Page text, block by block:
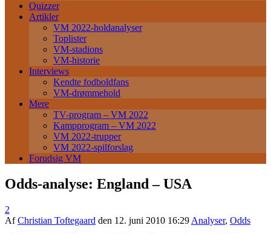
Quizzer
Artikler
VM 2022-holdanalyser
Toplister
VM-stadions
VM-historie
Interviews
Kendte fodboldfans
VM-drømmehold
Mere
TV-program – VM 2022
Kampprogram – VM 2022
VM 2022-trupper
VM 2022-spilforslag
Forudsig VM
Odds-analyse: England – USA
2
AfChristian Toftegaard den 12. juni 2010 16:29 Analyser, Odds